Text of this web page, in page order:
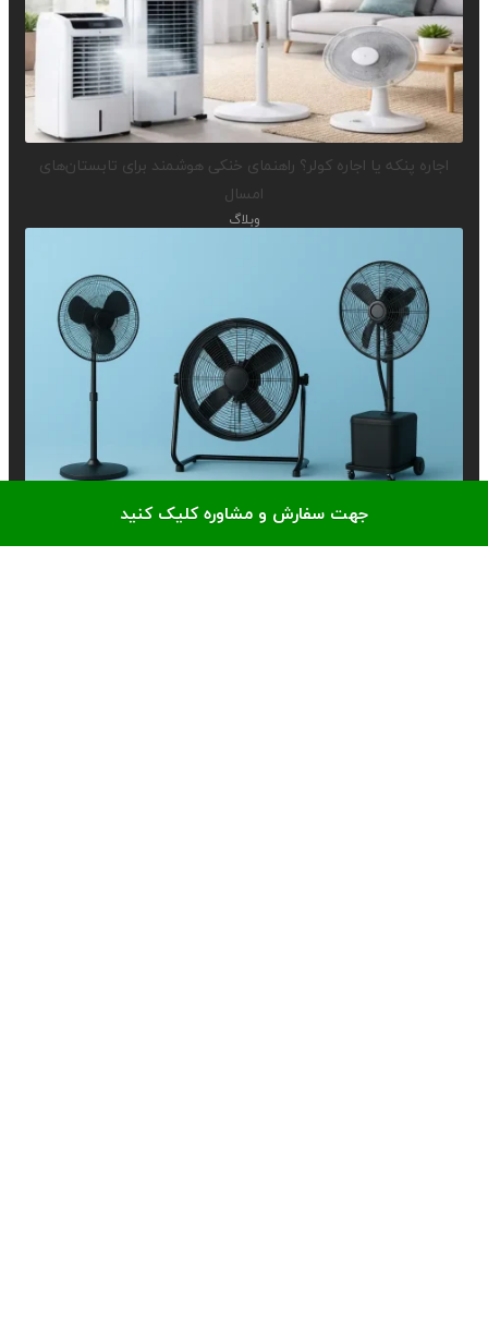
اجاره پنکه یا اجاره کولر؟ راهنمای خنکی هوشمند برای تابستان‌های
امسال
وبلاگ
اجاره پنکه؛ جنگ قدرت بین پنکه‌های ایستاده، صنعتی و مه‌پاش!
جهت سفارش و مشاوره کلیک کنید